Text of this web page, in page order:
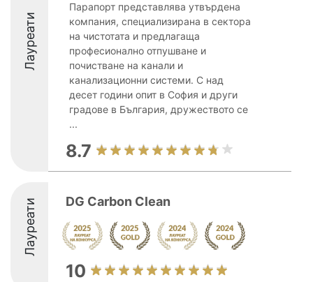
Лауреати
Парапорт представлява утвърдена
компания, специализирана в сектора
на чистотата и предлагаща
професионално отпушване и
почистване на канали и
канализационни системи. С над
десет години опит в София и други
градове в България, дружеството се
...
8.7
Лауреати DG Carbon Clean
10